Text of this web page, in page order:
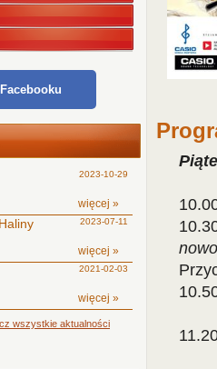
2023-10-29
więcej »
2023-07-11
więcej »
2021-02-03
więcej »
wszystkie aktualności